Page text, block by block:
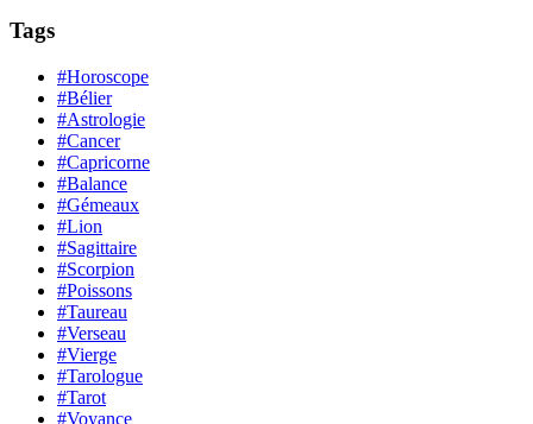
Tags
#Horoscope
#Bélier
#Astrologie
#Cancer
#Capricorne
#Balance
#Gémeaux
#Lion
#Sagittaire
#Scorpion
#Poissons
#Taureau
#Verseau
#Vierge
#Tarologue
#Tarot
#Voyance